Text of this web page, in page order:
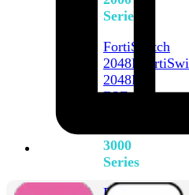
Series
FortiSwitch
2048F
2048F-
B2F
3000
Series